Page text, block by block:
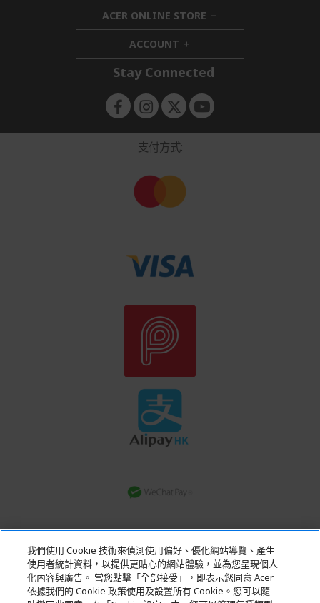
d
e
n
i
d
d
n
ACER ONLINE STORE h
i
d
e
ACCOUNT h
i
d
e
n
Stay Connected
支付方式:
銀行轉賬
我們使用 Cookie 技術來偵測使用偏好、優化網站導覽、產生
使用者統計資料，以提供更貼心的網站體驗，並為您呈現個人
化內容與廣告。 當您點擊「全部接受」，即表示您同意 Acer
依據我們的 Cookie 政策使用及設置所有 Cookie。您可以隨